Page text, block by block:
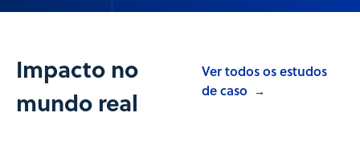
Impacto no
mundo real
Ver todos os estudos
de caso →